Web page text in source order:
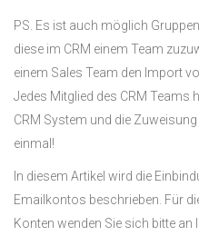
PS. Es ist auch möglich
diese im CRM einem Team
einem Sales Team den Import
Jedes Mitglied des CRM Teams
CRM System und die
einmal!
In diesem Artikel wird die
Emailkontos beschrieben. Für
Konten wenden Sie sich bitte an